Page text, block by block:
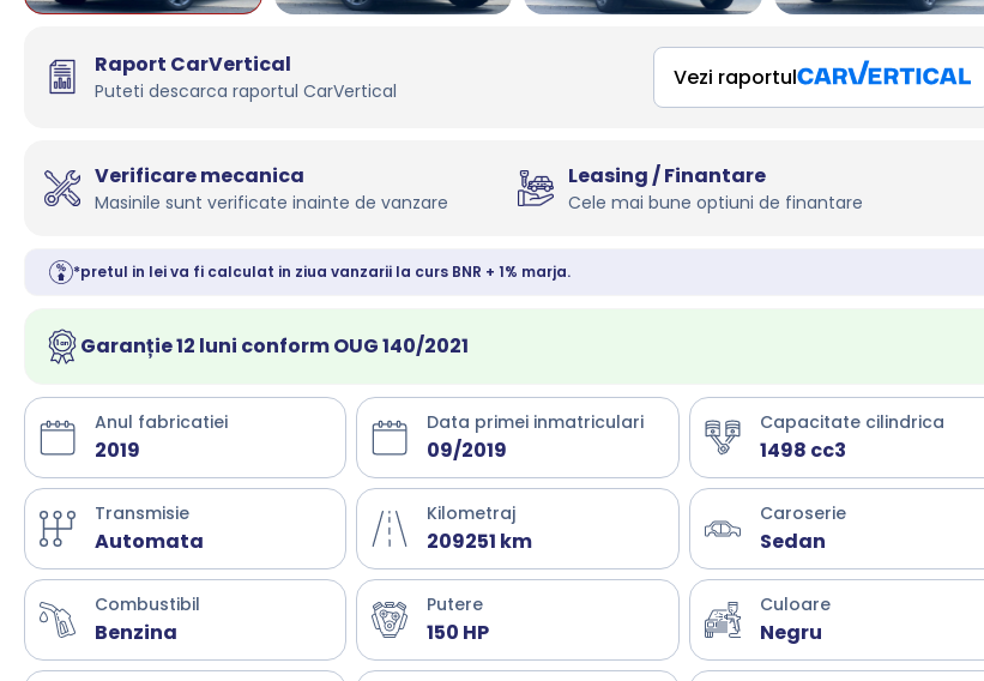
Raport CarVertical
Puteti descarca raportul CarVertical
Vezi raportul
Verificare mecanica
Masinile sunt verificate inainte de vanzare
Leasing / Finantare
Cele mai bune optiuni de finantare
*pretul in lei va fi calculat in ziua vanzarii la curs BNR + 1% marja.
Garanție 12 luni conform OUG 140/2021
Anul fabricatiei
2019
Data primei inmatriculari
09/2019
Capacitate cilindrica
1498 cc3
Transmisie
Automata
Kilometraj
209251 km
Caroserie
Sedan
Combustibil
Benzina
Putere
150 HP
Culoare
Negru